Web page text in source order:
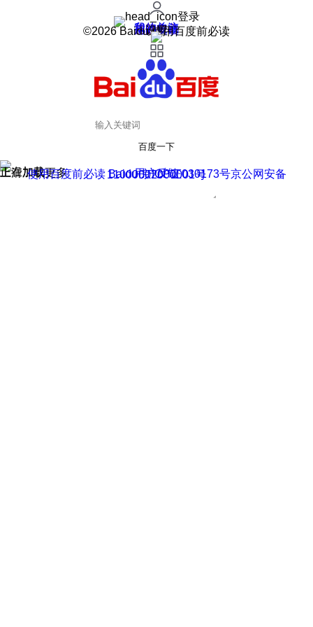
登录
我的关注
我的收藏
皮肤中心
用户反馈
设置
©2026 Baidu 使用百度前必读
百度一下
正在加载
上滑加载更多 用户反馈
使用百度前必读 Baidu 京ICP证030173号
京公网安备11000002000001号